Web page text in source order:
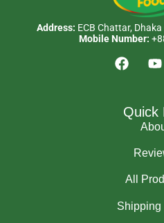
Address: ECB Chattar,
Mobile Number:
Quick
All
Shipping